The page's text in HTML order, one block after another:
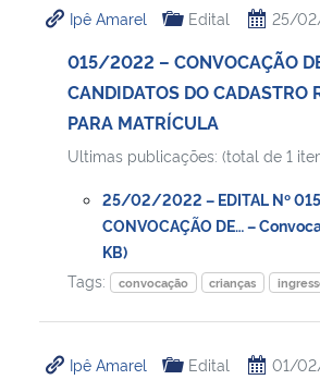
Ministério da Cidadania
Ministério de Minas e Energia
Ministério da Ciência, Tecnologia, Inovações e
Ministério do Meio Ambiente
Ministério do Desenvolvimento Regional
Ipê Amarel Edital 25/
015/2022 – CONVOCAÇÃO
CANDIDATOS DO CADASTRO
PARA MATRÍCULA
Ultimas publicações: (total de 1
25/02/2022 – EDITAL Nº
CONVOCAÇÃO DE… –
KB)
Tags:
convocação crianças
Ipê Amarel Edital 01/